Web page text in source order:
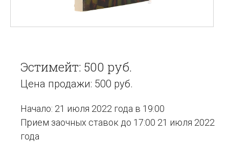
Эстимейт: 500 руб.
Цена продажи: 500 руб.
Начало: 21 июля 2022 года в 19:00
Прием заочных ставок до 17:00 21 июля 2022
года